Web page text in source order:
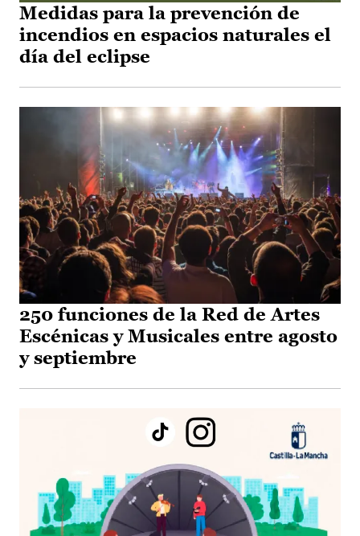
Medidas para la prevención de
incendios en espacios naturales el
día del eclipse
250 funciones de la Red de Artes
Escénicas y Musicales entre agosto
y septiembre